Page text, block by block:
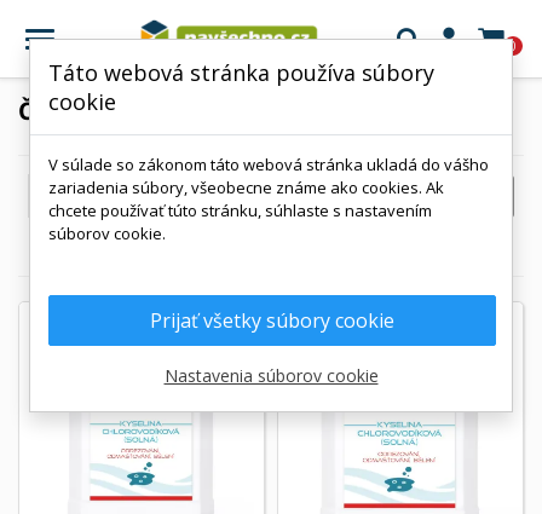
 0
ČISTENIE USADENÍN
Kód, od A po Z  FILTROVAŤ
Táto webová stránka používa súbory
cookie
V súlade so zákonom táto webová stránka ukladá do vášho
zariadenia súbory, všeobecne známe ako cookies. Ak
chcete používať túto stránku, súhlaste s nastavením
súborov cookie.
Prijať všetky súbory cookie
Nastavenia súborov cookie